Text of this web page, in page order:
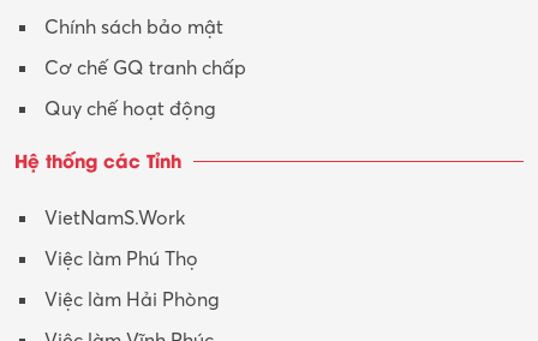
Y tế-Dược
Chính sách bảo mật
Cơ chế GQ tranh chấp
Quy chế hoạt động
Hệ thống các Tỉnh
VietNamS.Work
Việc làm Phú Thọ
Việc làm Hải Phòng